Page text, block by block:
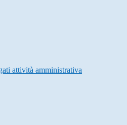
attività amministrativa